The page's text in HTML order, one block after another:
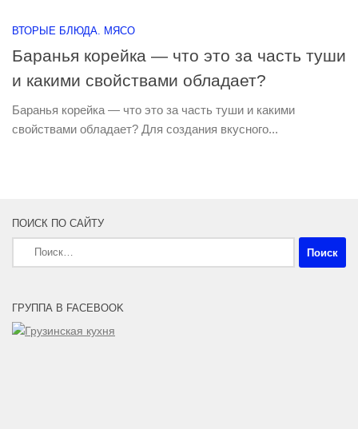
ВТОРЫЕ БЛЮДА. МЯСО
Баранья корейка — что это за часть туши
и какими свойствами обладает?
Баранья корейка — что это за часть туши и какими
свойствами обладает? Для создания вкусного...
ПОИСК ПО САЙТУ
Найти:
ГРУППА В FACEBOOK